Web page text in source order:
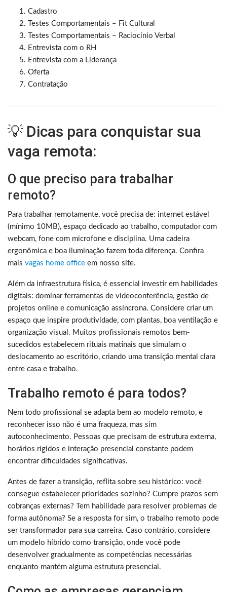
Cadastro
Testes Comportamentais – Fit Cultural
Testes Comportamentais – Raciocínio Verbal
Entrevista com o RH
Entrevista com a Liderança
Oferta
Contratação
💡 Dicas para conquistar sua
vaga remota:
O que preciso para trabalhar
remoto?
Para trabalhar remotamente, você precisa de: internet estável
(mínimo 10MB), espaço dedicado ao trabalho, computador com
webcam, fone com microfone e disciplina. Uma cadeira
ergonômica e boa iluminação fazem toda diferença. Confira
mais vagas home office em nosso site.
Além da infraestrutura física, é essencial investir em habilidades
digitais: dominar ferramentas de videoconferência, gestão de
projetos online e comunicação assíncrona. Considere criar um
espaço que inspire produtividade, com plantas, boa ventilação e
organização visual. Muitos profissionais remotos bem-
sucedidos estabelecem rituais matinais que simulam o
deslocamento ao escritório, criando uma transição mental clara
entre casa e trabalho.
Trabalho remoto é para todos?
Nem todo profissional se adapta bem ao modelo remoto, e
reconhecer isso não é uma fraqueza, mas sim
autoconhecimento. Pessoas que precisam de estrutura externa,
horários rígidos e interação presencial constante podem
encontrar dificuldades significativas.
Antes de fazer a transição, reflita sobre seu histórico: você
consegue estabelecer prioridades sozinho? Cumpre prazos sem
cobranças externas? Tem habilidade para resolver problemas de
forma autônoma? Se a resposta for sim, o trabalho remoto pode
ser transformador para sua carreira. Caso contrário, considere
um modelo híbrido como transição, onde você pode
desenvolver gradualmente as competências necessárias
enquanto mantém alguma estrutura presencial.